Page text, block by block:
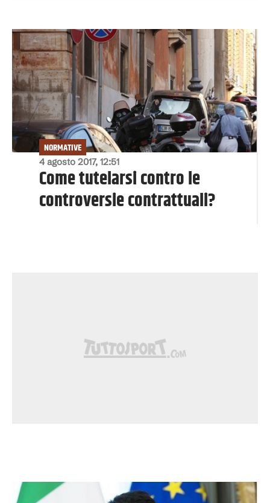
4 agosto 2017, 12:51
NORMATIVE
Come tutelarsi contro le
controversie contrattuali?